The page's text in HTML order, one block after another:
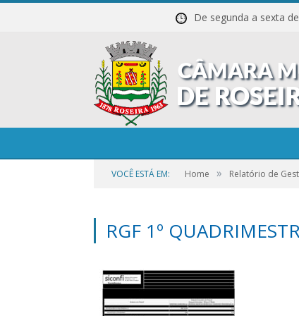
De segunda a
VOCÊ ESTÁ EM: Home » Relatório de
RGF 1º